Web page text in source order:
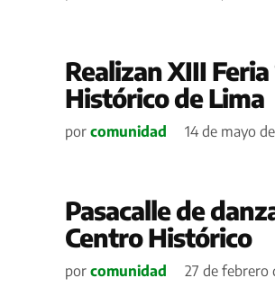
Realizan XIII
Histórico de Lima
por comunidad 14 de mayo
Pasacalle de
Centro Histórico
por comunidad 27 de febrero